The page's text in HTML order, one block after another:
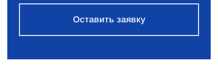
Оставить заявку